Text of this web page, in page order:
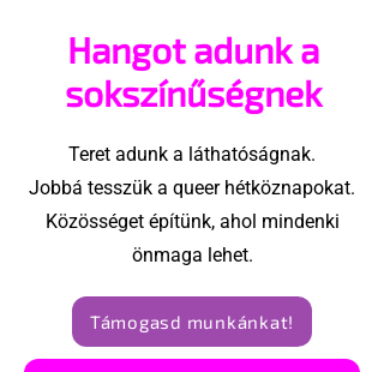
Hangot adunk a
sokszínűségnek
Teret adunk a láthatóságnak.
Jobbá tesszük a queer hétköznapokat.
Közösséget építünk, ahol mindenki
önmaga lehet.
Támogasd munkánkat!